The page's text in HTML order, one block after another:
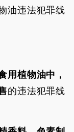
油违法犯罪线
用植物油中，
的违法犯罪线